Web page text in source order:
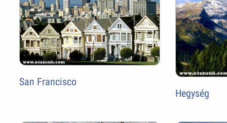
San Francisco
Hegység